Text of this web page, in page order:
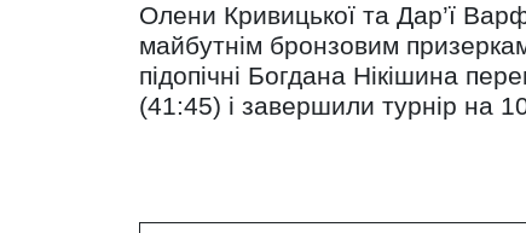
Олени Кривицької та Дар’ї
майбутнім бронзовим
підопічні Богдана Нікішина
(41:45) і завершили турнір на